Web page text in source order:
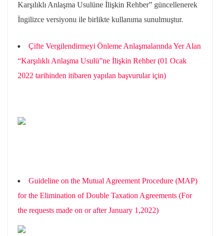
Karşılıklı Anlaşma Usulüne İlişkin Rehber” güncellenerek
İngilizce versiyonu ile birlikte kullanıma sunulmuştur.
Çifte Vergilendirmeyi Önleme Anlaşmalarında Yer Alan
“Karşılıklı Anlaşma Usulü”ne İlişkin Rehber (01 Ocak
2022 tarihinden itibaren yapılan başvurular için)
Guideline on the Mutual Agreement Procedure (MAP)
for the Elimination of Double Taxation Agreements (For
the requests made on or after January 1,2022)